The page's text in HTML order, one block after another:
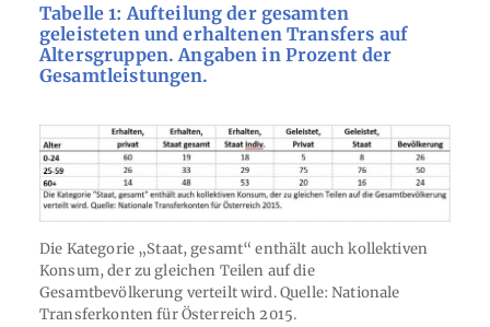
Tabelle 1: Aufteilung der gesamten
geleisteten und erhaltenen Transfers auf
Altersgruppen. Angaben in Prozent der
Gesamtleistungen.
Die Kategorie „Staat, gesamt“ enthält auch kollektiven
Konsum, der zu gleichen Teilen auf die
Gesamtbevölkerung verteilt wird. Quelle: Nationale
Transferkonten für Österreich 2015.